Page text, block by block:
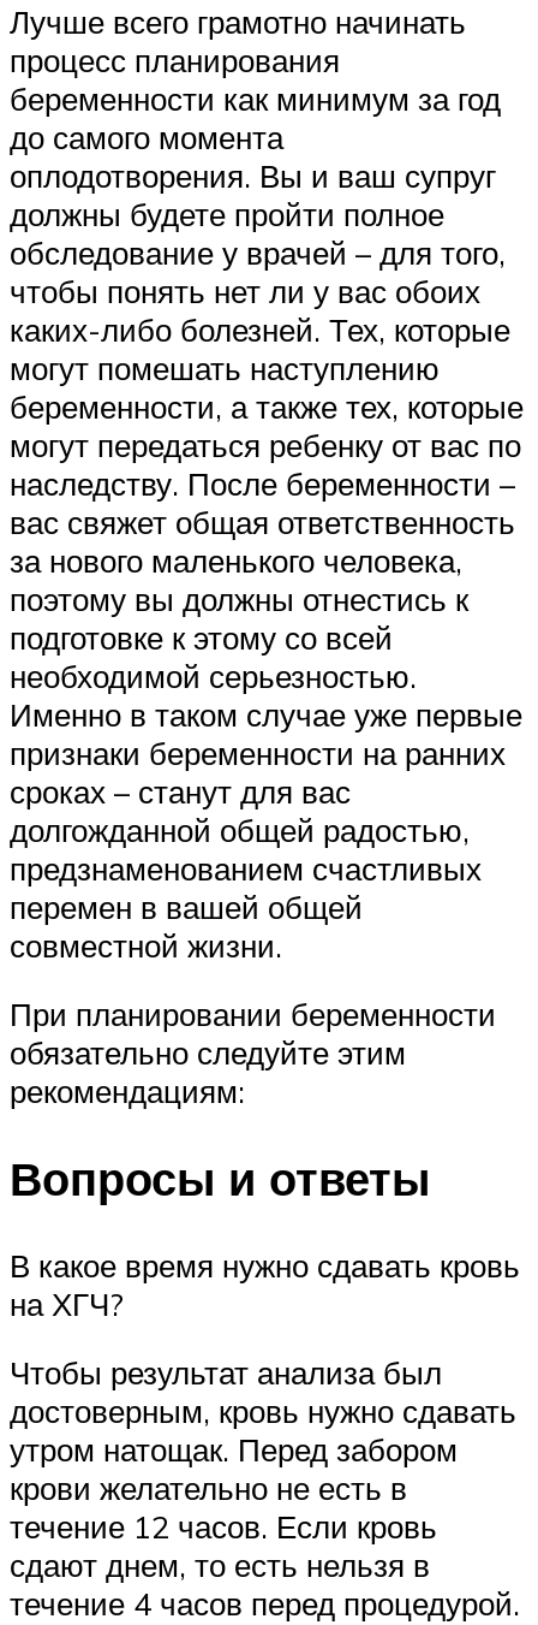
Лучше всего грамотно начинать
процесс планирования
беременности как минимум за год
до самого момента
оплодотворения. Вы и ваш супруг
должны будете пройти полное
обследование у врачей – для того,
чтобы понять нет ли у вас обоих
каких-либо болезней. Тех, которые
могут помешать наступлению
беременности, а также тех, которые
могут передаться ребенку от вас по
наследству. После беременности –
вас свяжет общая ответственность
за нового маленького человека,
поэтому вы должны отнестись к
подготовке к этому со всей
необходимой серьезностью.
Именно в таком случае уже первые
признаки беременности на ранних
сроках – станут для вас
долгожданной общей радостью,
предзнаменованием счастливых
перемен в вашей общей
совместной жизни.
При планировании беременности
обязательно следуйте этим
рекомендациям:
Вопросы и ответы
В какое время нужно сдавать кровь
на ХГЧ?
Чтобы результат анализа был
достоверным, кровь нужно сдавать
утром натощак. Перед забором
крови желательно не есть в
течение 12 часов. Если кровь
сдают днем, то есть нельзя в
течение 4 часов перед процедурой.